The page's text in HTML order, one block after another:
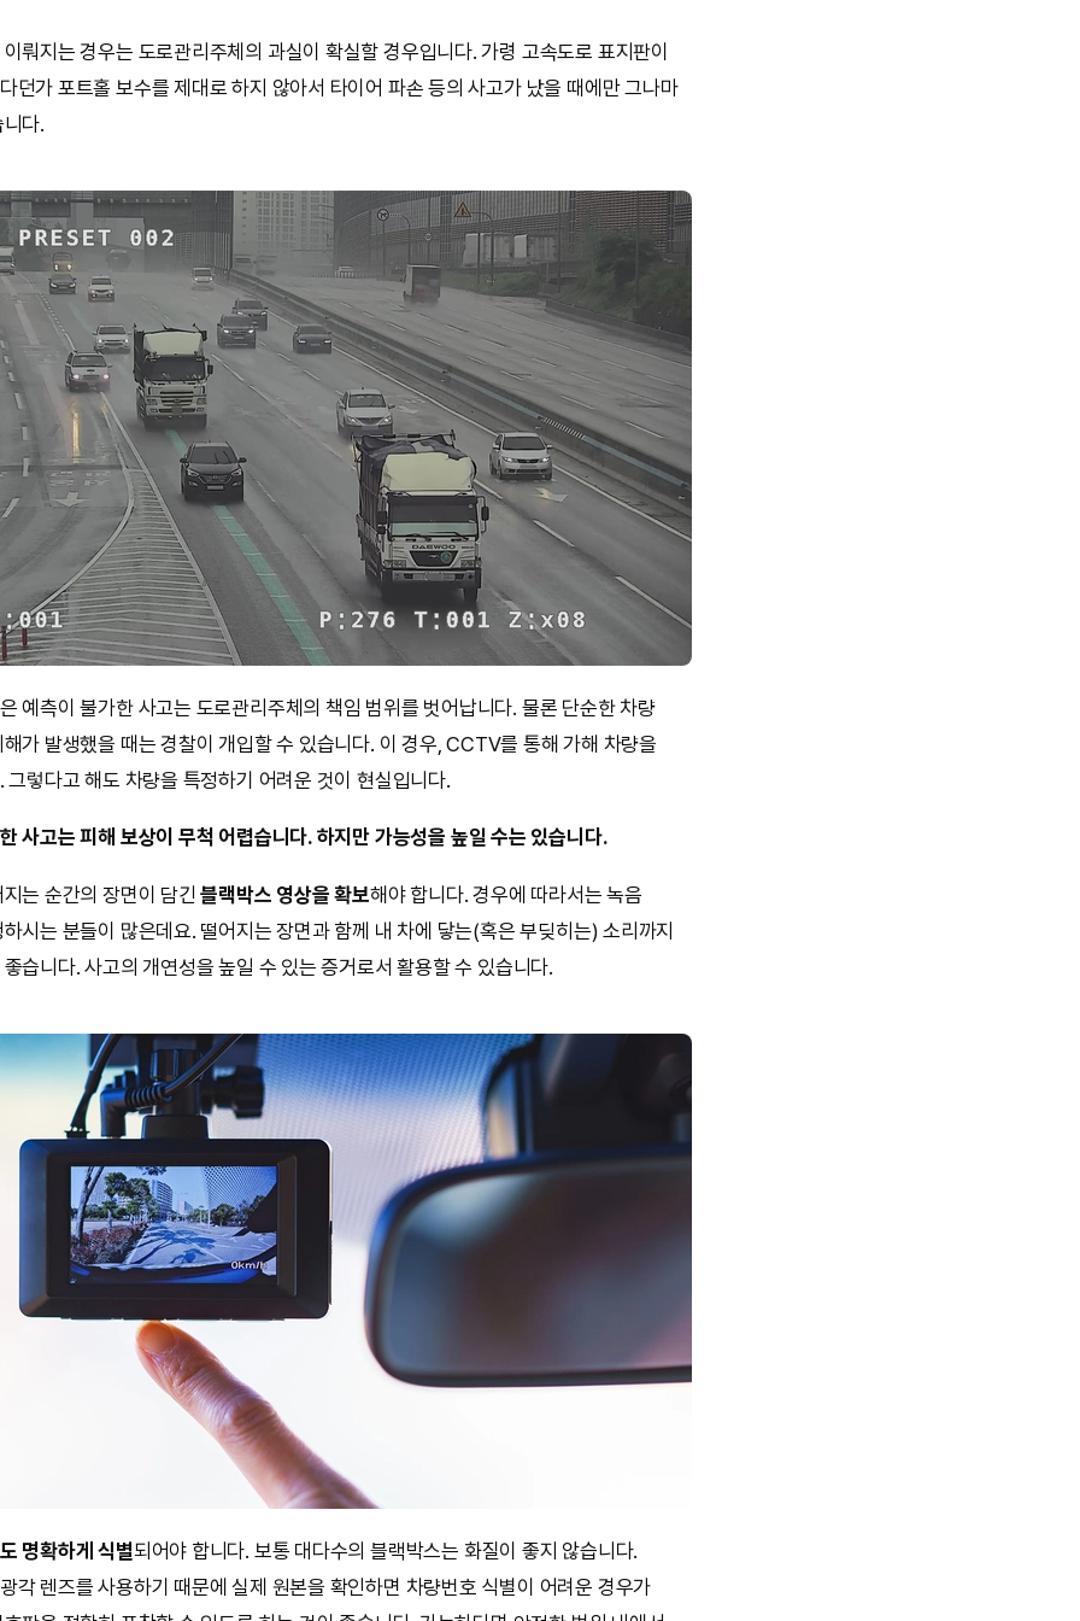
뤄지는 경우는 도로관리주체의 과실이 확실할 경우입니다. 가령 고속도로 표지판이
던가 포트홀 보수를 제대로 하지 않아서 타이어 파손 등의 사고가 났을 때에만 그나마
다.
예측이 불가한 사고는 도로관리주체의 책임 범위를 벗어납니다. 물론 단순한 차량
가 발생했을 때는 경찰이 개입할 수 있습니다. 이 경우, CCTV를 통해 가해 차량을
그렇다고 해도 차량을 특정하기 어려운 것이 현실입니다.
사고는 피해 보상이 무척 어렵습니다. 하지만 가능성을 높일 수는 있습니다.
는 순간의 장면이 담긴블랙박스 영상을 확보해야 합니다. 경우에 따라서는 녹음
시는 분들이 많은데요. 떨어지는 장면과 함께 내 차에 닿는(혹은 부딪히는) 소리까지
습니다. 사고의 개연성을 높일 수 있는 증거로서 활용할 수 있습니다.
명확하게 식별되어야 합니다. 보통 대다수의 블랙박스는 화질이 좋지 않습니다.
각 렌즈를 사용하기 때문에 실제 원본을 확인하면 차량번호 식별이 어려운 경우가